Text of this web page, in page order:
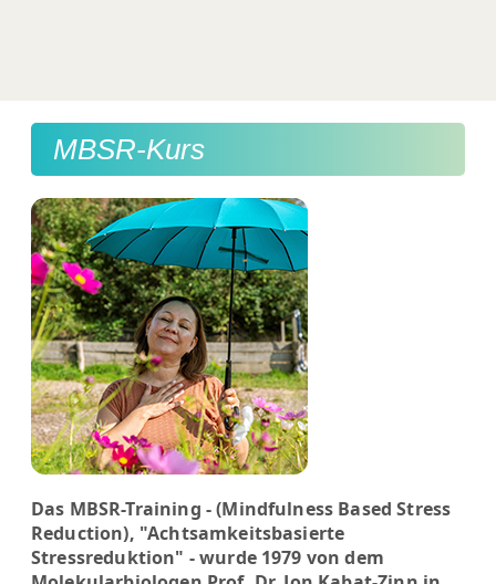
MBSR-Kurs
Das MBSR-Training - (Mindfulness Based Stress
Reduction), "Achtsamkeits­basierte
Stressreduktion" - wurde 1979 von dem